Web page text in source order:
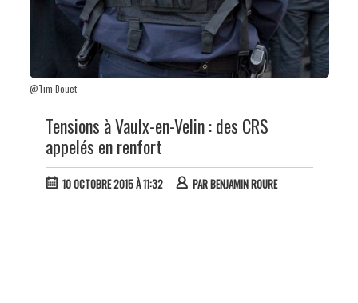
@Tim Douet
Tensions à Vaulx-en-Velin : des CRS
appelés en renfort
10 OCTOBRE 2015 À 11:32 PARBENJAMIN ROURE